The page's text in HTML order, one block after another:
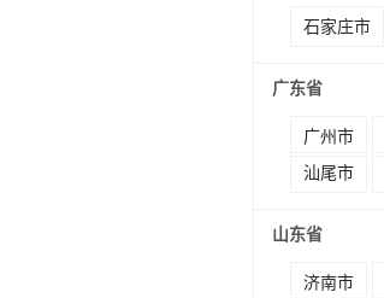
石家庄市
广东省
广州市
汕尾市
山东省
济南市